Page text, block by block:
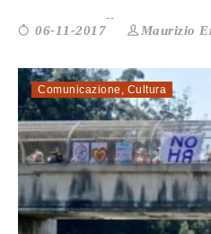
06-11-2017 Maurizio
Comunicazione , Cultura